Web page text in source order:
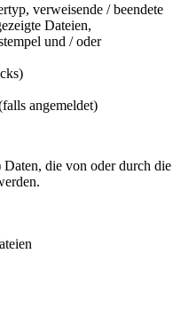
verweisende / beendete
Dateien,
und / oder
angemeldet)
die von oder durch die